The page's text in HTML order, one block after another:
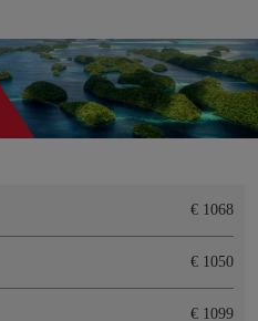
€ 1068
€ 1050
€ 1099